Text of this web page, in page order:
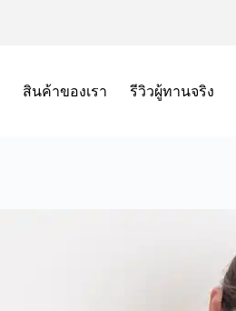
สินค้าของเรา รีวิวผู้ทานจริง